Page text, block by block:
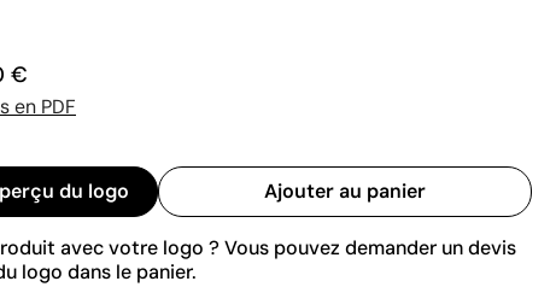
€
en PDF
du logo Ajouter au panier
avec votre logo ? Vous pouvez demander un devis
logo dans le panier.